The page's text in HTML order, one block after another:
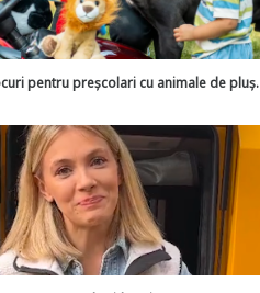
pentru preșcolari cu animale de pluș.